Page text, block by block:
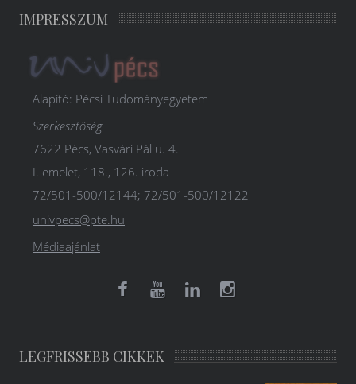
IMPRESSZUM
Alapító: Pécsi Tudományegyetem
Szerkesztőség
7622 Pécs, Vasvári Pál u. 4.
I. emelet, 118., 126. iroda
72/501-500/12144; 72/501-500/12122
univpecs@pte.hu
Médiaajánlat
LEGFRISSEBB CIKKEK